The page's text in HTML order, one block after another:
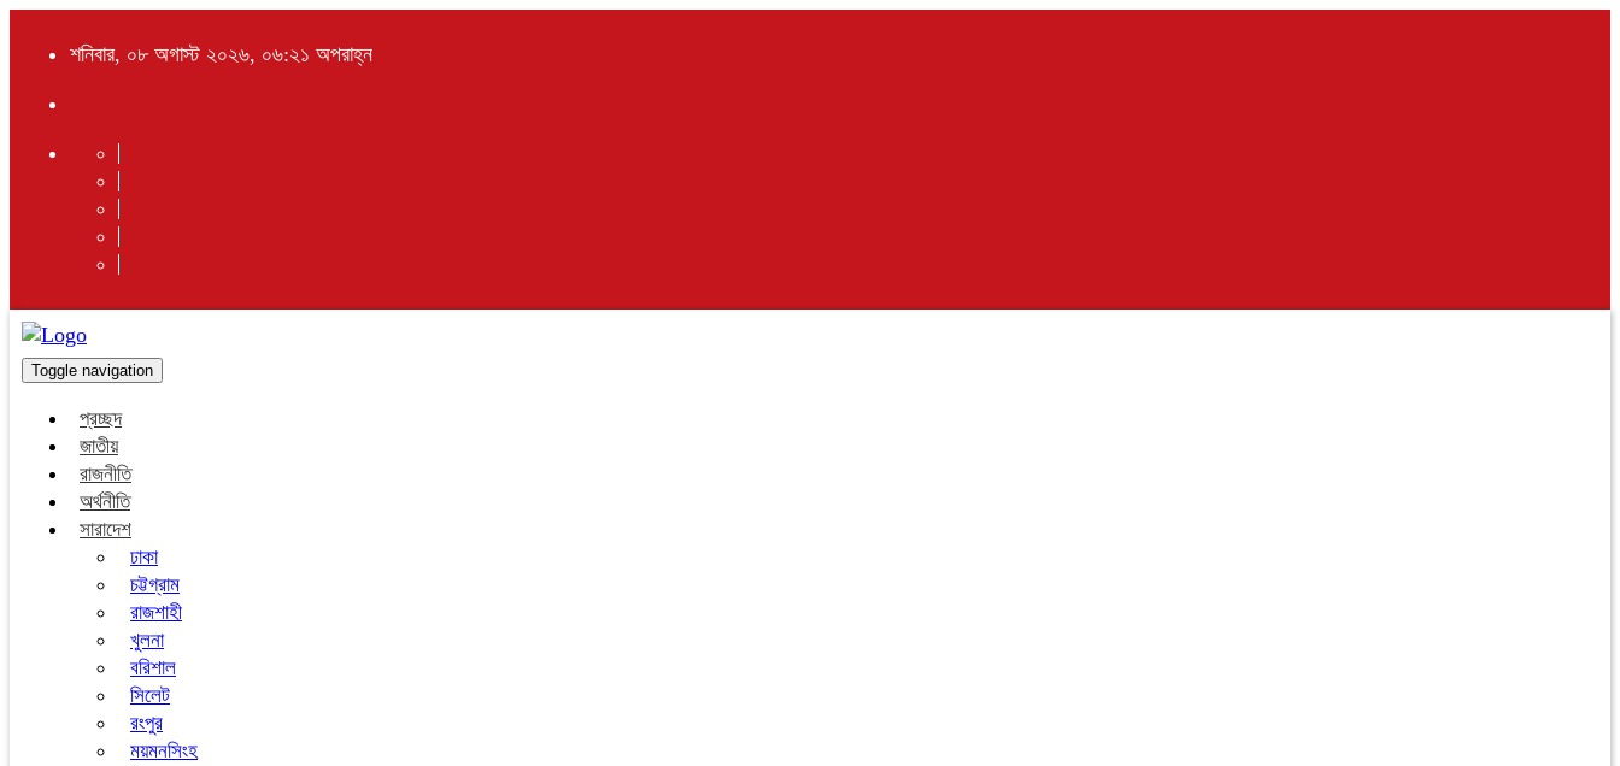
শনিবার, ০৮ অগাস্ট ২০২৬, ০৬:২১ অপরাহ্ন
Toggle navigation
প্রচ্ছদ
জাতীয়
রাজনীতি
অর্থনীতি
সারাদেশ
ঢাকা
চট্টগ্রাম
রাজশাহী
খুলনা
বরিশাল
সিলেট
রংপুর
ময়মনসিংহ